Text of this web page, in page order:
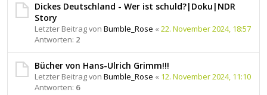
Dickes Deutschland - Wer ist schuld?|Doku|NDR
Story
Letzter Beitrag von Bumble_Rose « 22. November 2024, 18:57
Antworten: 2
Bücher von Hans-Ulrich Grimm!!!
Letzter Beitrag von Bumble_Rose « 12. November 2024, 11:10
Antworten: 6